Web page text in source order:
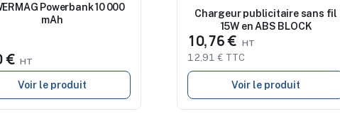
Powerbank 10 000
mAh
€
Voir le produit
Chargeur publicitaire sans fil
15W en ABS BLOCK
10,76 €
12,91 € TTC
Voir le produit